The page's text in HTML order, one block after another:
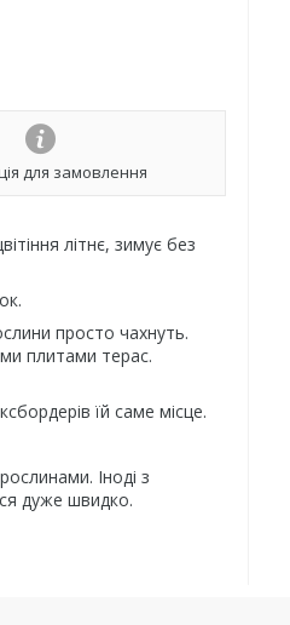
для замовлення
літнє, зимує без
просто чахнуть.
плитами терас.
їй саме місце.
Іноді з
дуже швидко.